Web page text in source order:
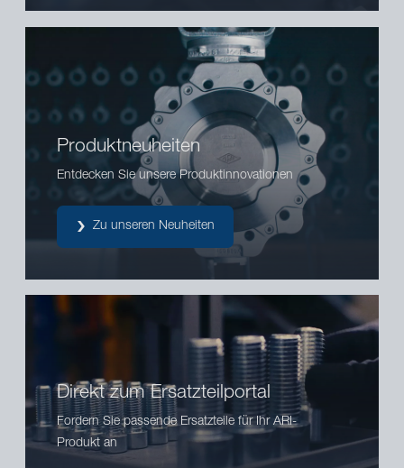
Produktneuheiten
Entdecken Sie unsere Produktinnovationen
Zu unseren Neuheiten
Direkt zum Ersatzteilportal
Fordern Sie passende Ersatzteile für Ihr ARI-
Produkt an